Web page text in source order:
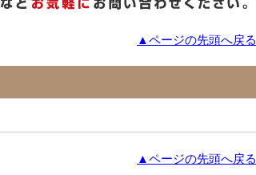
▲ページの先頭へ戻る
▲ページの先頭へ戻る